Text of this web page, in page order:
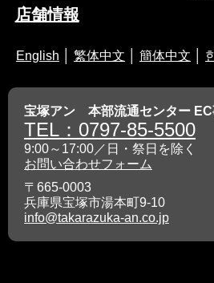
店舗情報
English 繁体中文 簡体中文
宝塚アン 本部流通センター EC
TEL：0797-85-5500
9:00～17:00／日・祭日を除く
お問い合わせフォーム
〒665-0003
兵庫県宝塚市湯本町9-10
info@takarazuka-an.co.jp